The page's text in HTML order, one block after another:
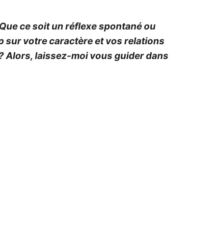
ce soit un réflexe spontané ou
sur votre caractère et vos relations
Alors, laissez-moi vous guider dans